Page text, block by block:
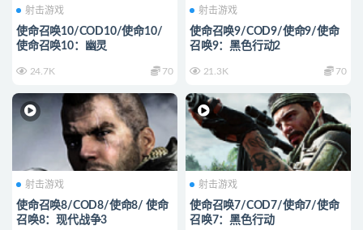
射击游戏
使命召唤10/COD10/使命10/
使命召唤10：幽灵
24.7K 70
射击游戏
使命召唤9/COD9/使命9/使命
召唤9：黑色行动2
21.3K 70
射击游戏
使命召唤8/COD8/使命8/ 使命
召唤8：现代战争3
射击游戏
使命召唤7/COD7/使命7/使命
召唤7：黑色行动